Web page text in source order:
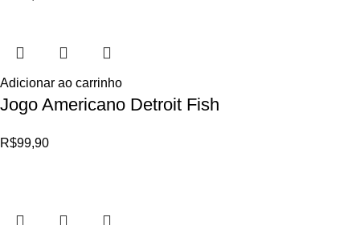
Adicionar ao carrinho
Jogo Americano Detroit Fish
R$99,90